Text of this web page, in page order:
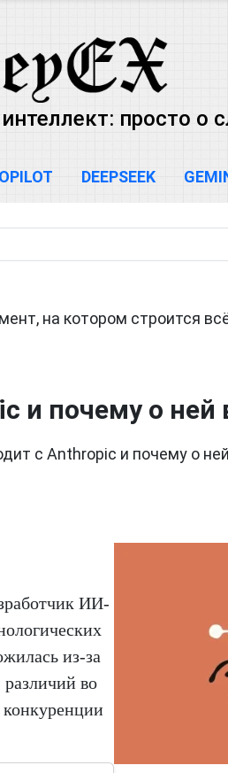
просто о
DEEPSEEK
на котором строится
и почему о ней
с Anthropic и почему о
ИИ-
из-за
во
конкуренции